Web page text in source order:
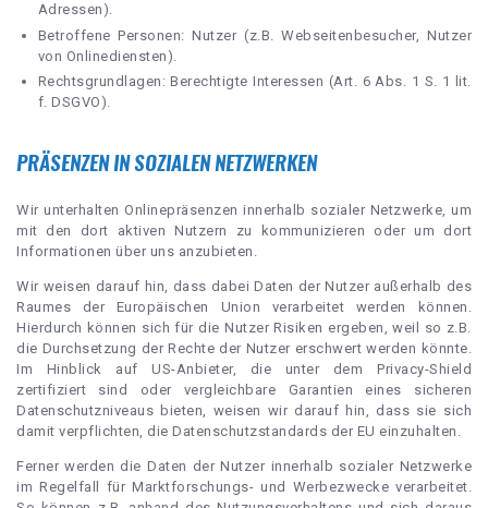
Adressen).
Betroffene Personen: Nutzer (z.B. Webseitenbesucher, Nutzer
von Onlinediensten).
Rechtsgrundlagen: Berechtigte Interessen (Art. 6 Abs. 1 S. 1 lit.
f. DSGVO).
PRÄSENZEN IN SOZIALEN NETZWERKEN
Wir unterhalten Onlinepräsenzen innerhalb sozialer Netzwerke, um
mit den dort aktiven Nutzern zu kommunizieren oder um dort
Informationen über uns anzubieten.
Wir weisen darauf hin, dass dabei Daten der Nutzer außerhalb des
Raumes der Europäischen Union verarbeitet werden können.
Hierdurch können sich für die Nutzer Risiken ergeben, weil so z.B.
die Durchsetzung der Rechte der Nutzer erschwert werden könnte.
Im Hinblick auf US-Anbieter, die unter dem Privacy-Shield
zertifiziert sind oder vergleichbare Garantien eines sicheren
Datenschutzniveaus bieten, weisen wir darauf hin, dass sie sich
damit verpflichten, die Datenschutzstandards der EU einzuhalten.
Ferner werden die Daten der Nutzer innerhalb sozialer Netzwerke
im Regelfall für Marktforschungs- und Werbezwecke verarbeitet.